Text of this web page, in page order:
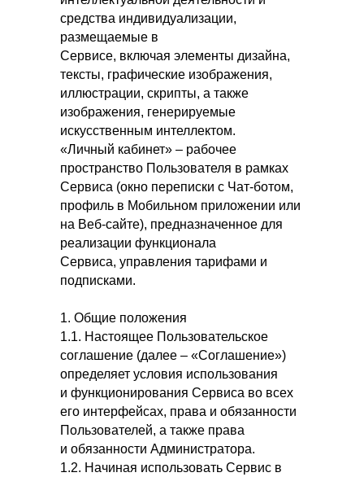
средства индивидуализации,
размещаемые в
Сервисе, включая элементы дизайна,
тексты, графические изображения,
иллюстрации, скрипты, а также
изображения, генерируемые
искусственным интеллектом.
«Личный кабинет» – рабочее
пространство Пользователя в рамках
Сервиса (окно переписки с Чат-ботом,
профиль в Мобильном приложении или
на Веб-сайте), предназначенное для
реализации функционала
Сервиса, управления тарифами и
подписками.
1. Общие положения
1.1. Настоящее Пользовательское
соглашение (далее – «Соглашение»)
определяет условия использования
и функционирования Сервиса во всех
его интерфейсах, права и обязанности
Пользователей, а также права
и обязанности Администратора.
1.2. Начиная использовать Сервис в